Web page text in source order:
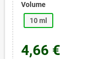
Volume
10 ml
4,66 €